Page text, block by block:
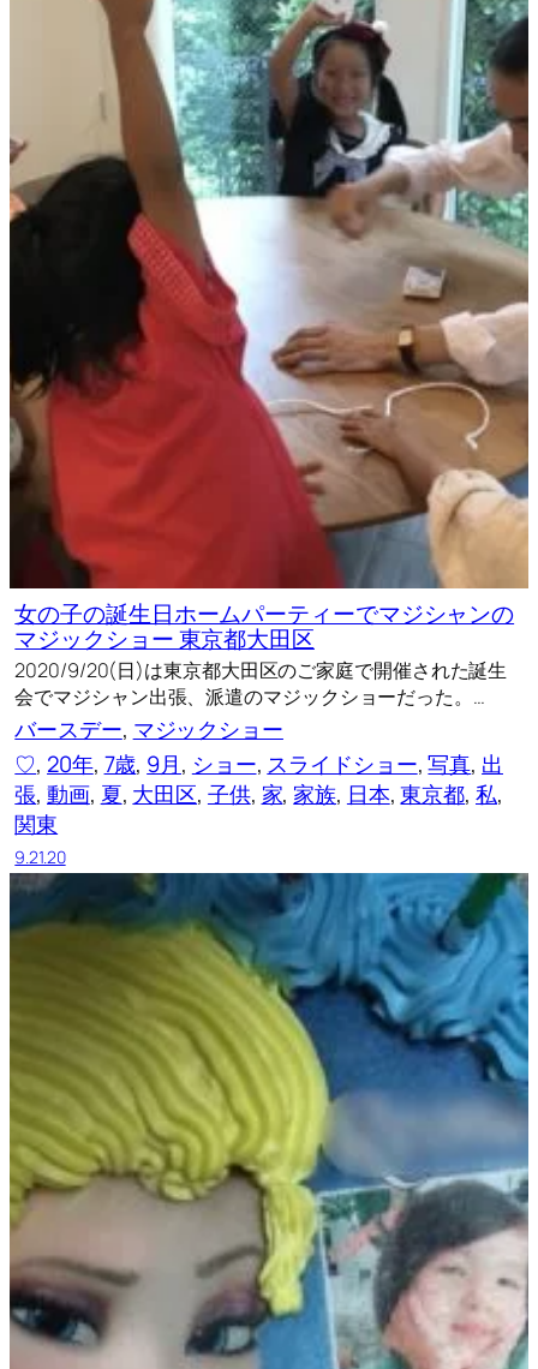
女の子の誕生日ホームパーティーでマジシャンの
マジックショー 東京都大田区
2020/9/20(日)は東京都大田区のご家庭で開催された誕生
会でマジシャン出張、派遣のマジックショーだった。…
バースデー, マジックショー
♡, 20年, 7歳, 9月, ショー, スライドショー, 写真, 出
張, 動画, 夏, 大田区, 子供, 家, 家族, 日本, 東京都, 私
関東
9.21.20